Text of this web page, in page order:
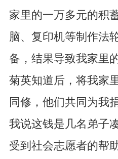
家里的一万多元的积
脑、复印机等制作法
备，结果导致我家里
菊英知道后，将我家
同修，他们共同为我
我说这钱是几名弟子
受到社会志愿者的帮